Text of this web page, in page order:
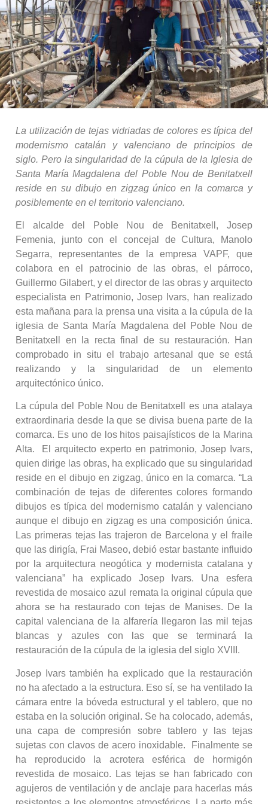
La utilización de tejas vidriadas de colores es típica del
modernismo catalán y valenciano de principios de
siglo. Pero la singularidad de la cúpula de la Iglesia de
Santa María Magdalena del Poble Nou de Benitatxell
reside en su dibujo en zigzag único en la comarca y
posiblemente en el territorio valenciano.
El alcalde del Poble Nou de Benitatxell, Josep
Femenia, junto con el concejal de Cultura, Manolo
Segarra, representantes de la empresa VAPF, que
colabora en el patrocinio de las obras, el párroco,
Guillermo Gilabert, y el director de las obras y arquitecto
especialista en Patrimonio, Josep Ivars, han realizado
esta mañana para la prensa una visita a la cúpula de la
iglesia de Santa María Magdalena del Poble Nou de
Benitatxell en la recta final de su restauración. Han
comprobado in situ el trabajo artesanal que se está
realizando y la singularidad de un elemento
arquitectónico único.
La cúpula del Poble Nou de Benitatxell es una atalaya
extraordinaria desde la que se divisa buena parte de la
comarca. Es uno de los hitos paisajísticos de la Marina
Alta. El arquitecto experto en patrimonio, Josep Ivars,
quien dirige las obras, ha explicado que su singularidad
reside en el dibujo en zigzag, único en la comarca. “La
combinación de tejas de diferentes colores formando
dibujos es típica del modernismo catalán y valenciano
aunque el dibujo en zigzag es una composición única.
Las primeras tejas las trajeron de Barcelona y el fraile
que las dirigía, Frai Maseo, debió estar bastante influido
por la arquitectura neogótica y modernista catalana y
valenciana” ha explicado Josep Ivars. Una esfera
revestida de mosaico azul remata la original cúpula que
ahora se ha restaurado con tejas de Manises. De la
capital valenciana de la alfarería llegaron las mil tejas
blancas y azules con las que se terminará la
restauración de la cúpula de la iglesia del siglo XVIII.
Josep Ivars también ha explicado que la restauración
no ha afectado a la estructura. Eso sí, se ha ventilado la
cámara entre la bóveda estructural y el tablero, que no
estaba en la solución original. Se ha colocado, además,
una capa de compresión sobre tablero y las tejas
sujetas con clavos de acero inoxidable. Finalmente se
ha reproducido la acrotera esférica de hormigón
revestida de mosaico. Las tejas se han fabricado con
agujeros de ventilación y de anclaje para hacerlas más